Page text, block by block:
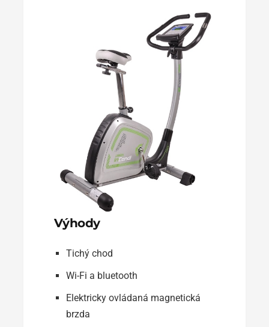
Výhody
Tichý chod
Wi-Fi a bluetooth
Elektricky ovládaná magnetická
brzda